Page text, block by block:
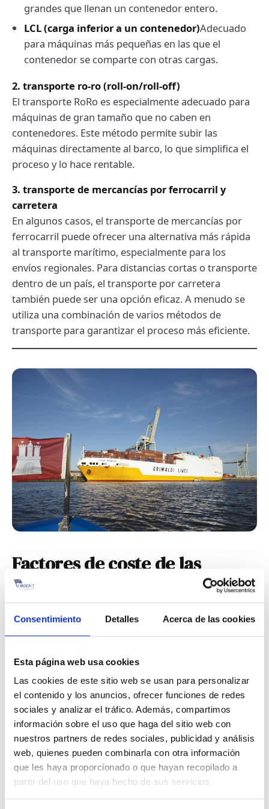
Consentimiento Detalles Acerca de las cookies
Esta página web usa cookies
Las cookies de este sitio web se usan para personalizar
el contenido y los anuncios, ofrecer funciones de redes
sociales y analizar el tráfico. Además, compartimos
información sobre el uso que haga del sitio web con
nuestros partners de redes sociales, publicidad y análisis
web, quienes pueden combinarla con otra información
que les haya proporcionado o que hayan recopilado a
partir del uso que haya hecho de sus servicios.
grandes que llenan un contenedor entero.
LCL (carga inferior a un contenedor)Adecuado
para máquinas más pequeñas en las que el
contenedor se comparte con otras cargas.
2. transporte ro-ro (roll-on/roll-off)
El transporte RoRo es especialmente adecuado para
máquinas de gran tamaño que no caben en
contenedores. Este método permite subir las
máquinas directamente al barco, lo que simplifica el
proceso y lo hace rentable.
3. transporte de mercancías por ferrocarril y
carretera
En algunos casos, el transporte de mercancías por
ferrocarril puede ofrecer una alternativa más rápida
al transporte marítimo, especialmente para los
envíos regionales. Para distancias cortas o transporte
dentro de un país, el transporte por carretera
también puede ser una opción eficaz. A menudo se
utiliza una combinación de varios métodos de
transporte para garantizar el proceso más eficiente.
Factores de coste de las
exportaciones
gran tamaño dependen de varios factores, como el
peso, el volumen y la elección del modo de
transporte. Las empresas deben tener en cuenta los
siguientes puntos para optimizar los costes:
Tamaño del envaseEn el transporte marítimo, el
tamaño del contenedor (20 o 40 pies) determina
los costes.
Peso y volumenLas máquinas más pesadas y
voluminosas ocasionan gastos de envío más
elevados.
Tasas portuarias y derechos de aduana en